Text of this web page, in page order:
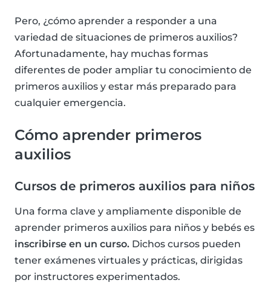
Pero, ¿cómo aprender a responder a una
variedad de situaciones de primeros auxilios?
Afortunadamente, hay muchas formas
diferentes de poder ampliar tu conocimiento de
primeros auxilios y estar más preparado para
cualquier emergencia.
Cómo aprender primeros
auxilios
Cursos de primeros auxilios para niños
Una forma clave y ampliamente disponible de
aprender primeros auxilios para niños y bebés es
inscribirse en un curso. Dichos cursos pueden
tener exámenes virtuales y prácticas, dirigidas
por instructores experimentados.